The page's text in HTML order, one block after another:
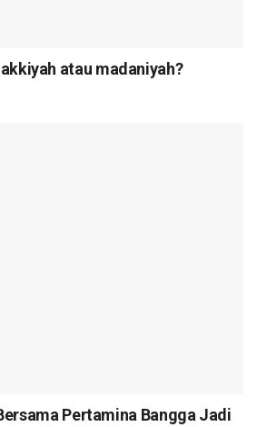
atau madaniyah?
Pertamina Bangga Jadi